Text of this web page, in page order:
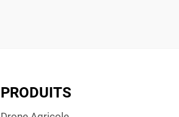
PRODUITS